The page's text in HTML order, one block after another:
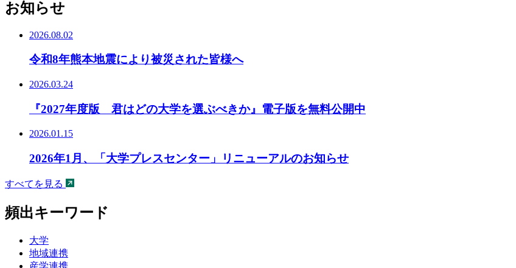
お知らせ
2026.08.02
令和8年熊本地震により被災された皆様へ
2026.03.24
『2027年度版 君はどの大学を選ぶべきか』電子版を無料公開中
2026.01.15
2026年1月、「大学プレスセンター」リニューアルのお知らせ
すべてを見る
頻出キーワード
大学
地域連携
産学連携